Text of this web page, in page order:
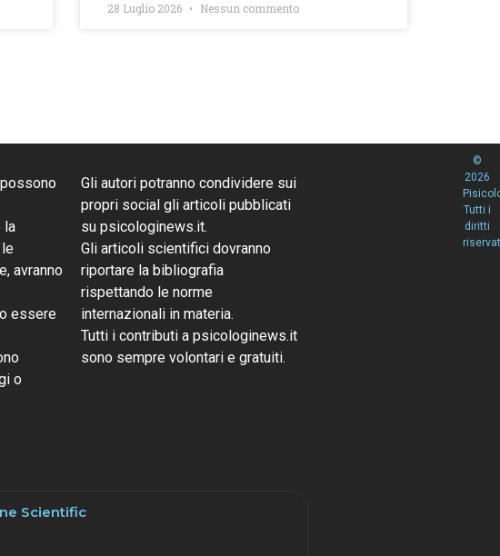
28 Luglio 2026 Nessun commento
la
avranno
essere
o
Gli autori potranno condividere sui
propri social gli articoli pubblicati
su psicologinews.it.
Gli articoli scientifici dovranno
riportare la bibliografia
rispettando le norme
internazionali in materia.
Tutti i contributi a psicologinews.it
sono sempre volontari e gratuiti.
Scientific
©
2026
Tutti i
diritti